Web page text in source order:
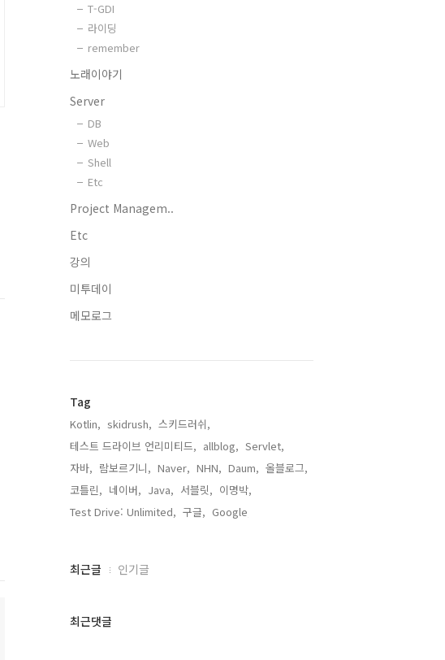
T-GDI
라이딩
remember
노래이야기
Server
DB
Web
Shell
Etc
Project Managem..
Etc
강의
미투데이
메모로그
Tag
Kotlin, skidrush, 스키드러쉬,
테스트 드라이브 언리미티드, allblog, Servlet,
자바, 람보르기니, Naver, NHN, Daum, 올블로그,
코틀린, 네이버, Java, 서블릿, 이명박,
Test Drive: Unlimited, 구글, Google,
최
과
최근글 인기글
최근댓글